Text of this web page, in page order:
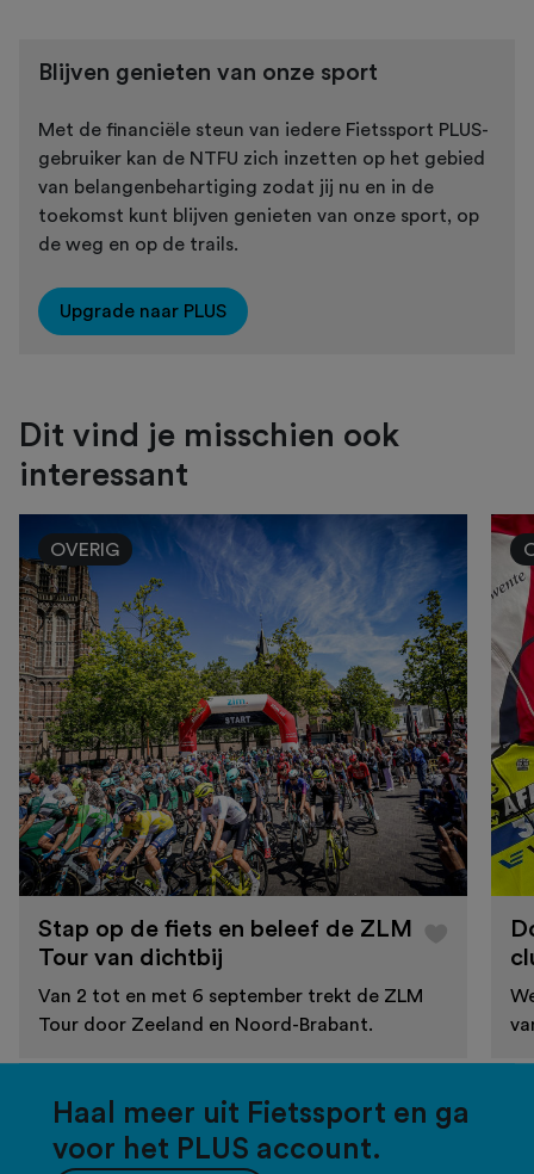
Blijven genieten van onze sport
Met de financiële steun van iedere Fietssport PLUS-
gebruiker kan de NTFU zich inzetten op het gebied
van belangenbehartiging zodat jij nu en in de
toekomst kunt blijven genieten van onze sport, op
de weg en op de trails.
Upgrade naar PLUS
Dit vind je misschien ook
interessant
OVERIG
Stap op de fiets en beleef de ZLM
Tour van dichtbij
Van 2 tot en met 6 september trekt de ZLM
Tour door Zeeland en Noord-Brabant.
Haal meer uit Fietssport en ga
voor het PLUS account.